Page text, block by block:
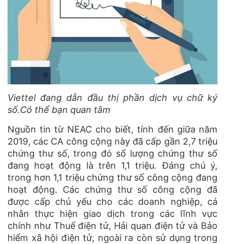
Viettel đang dẫn đầu thị phần dịch vụ chữ ký
số.Có thể bạn quan tâm
Nguồn tin từ NEAC cho biết, tính đến giữa năm
2019, các CA công cộng này đã cấp gần 2,7 triệu
chứng thư số, trong đó số lượng chứng thư số
đang hoạt động là trên 1,1 triệu. Đáng chú ý,
trong hơn 1,1 triệu chứng thư số công cộng đang
hoạt động. Các chứng thư số công cộng đã
được cấp chủ yếu cho các doanh nghiệp, cá
nhân thực hiện giao dịch trong các lĩnh vực
chính như Thuế điện tử, Hải quan điện tử và Bảo
hiểm xã hội điện tử, ngoài ra còn sử dụng trong